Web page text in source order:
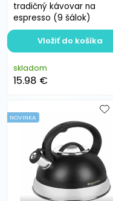
tradičný kávovar na
espresso (9 šálok)
skladom
15.98 €
Vložiť do košíka
NOVINKA